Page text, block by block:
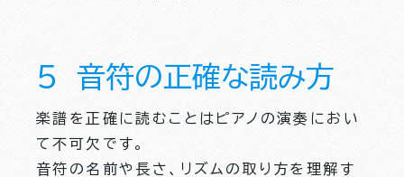
５ 音符の正確な読み方
楽譜を正確に読むことはピアノの演奏におい
て不可欠です。
音符の名前や長さ、リズムの取り方を理解す